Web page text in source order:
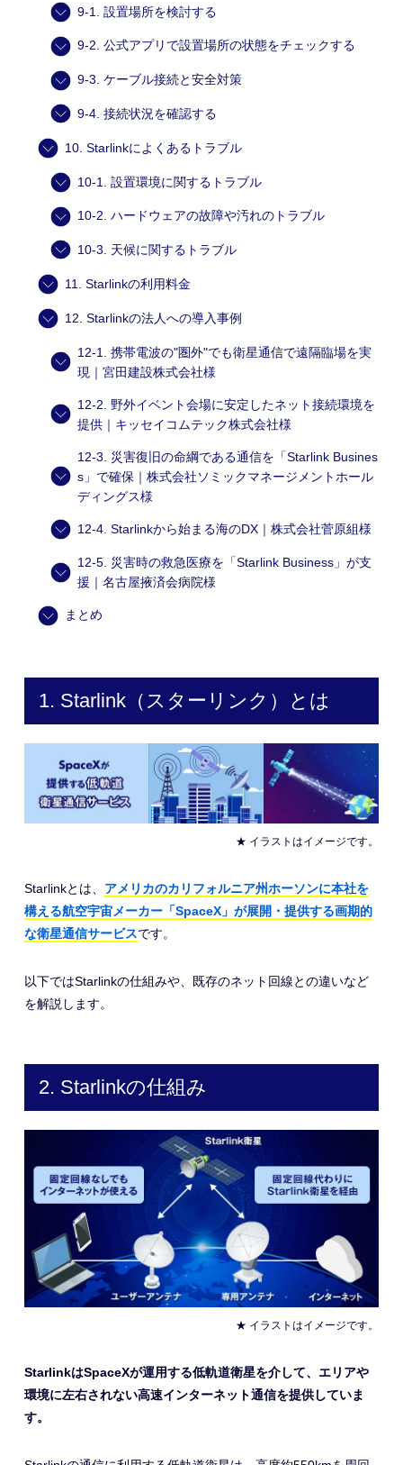
9-1. 設置場所を検討する
9-2. 公式アプリで設置場所の状態をチェックする
9-3. ケーブル接続と安全対策
9-4. 接続状況を確認する
10. Starlinkによくあるトラブル
10-1. 設置環境に関するトラブル
10-2. ハードウェアの故障や汚れのトラブル
10-3. 天候に関するトラブル
11. Starlinkの利用料金
12. Starlinkの法人への導入事例
12-1. 携帯電波の"圏外"でも衛星通信で遠隔臨場を実
現｜宮田建設株式会社様
12-2. 野外イベント会場に安定したネット接続環境を
提供｜キッセイコムテック株式会社様
12-3. 災害復旧の命綱である通信を「Starlink Busines
s」で確保｜株式会社ソミックマネージメントホール
ディングス様
12-4. Starlinkから始まる海のDX｜株式会社菅原組様
12-5. 災害時の救急医療を「Starlink Business」が支
援｜名古屋掖済会病院様
まとめ
1. Starlink（スターリンク）とは
★ イラストはイメージです。
Starlinkとは、 アメリカのカリフォルニア州ホーソンに本社を
構える航空宇宙メーカー「SpaceX」が展開・提供する画期的
な衛星通信サービスです。
以下ではStarlinkの仕組みや、既存のネット回線との違いなど
を解説します。
2. Starlinkの仕組み
★ イラストはイメージです。
StarlinkはSpaceXが運用する低軌道衛星を介して、エリアや
環境に左右されない高速インターネット通信を提供していま
す。